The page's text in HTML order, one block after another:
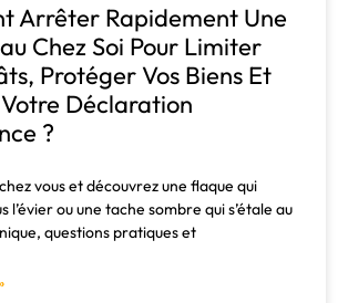
Arrêter Rapidement Une
Chez Soi Pour Limiter
Protéger Vos Biens Et
Déclaration
?
vous et découvrez une flaque qui
l’évier ou une tache sombre qui s’étale au
questions pratiques et